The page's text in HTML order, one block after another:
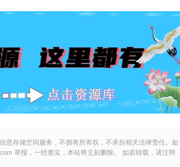
息存储空间服务，不拥有所有权，不承担相关法律责任。如
举报，一经查实，本站将立刻删除。 如若转载，请注明